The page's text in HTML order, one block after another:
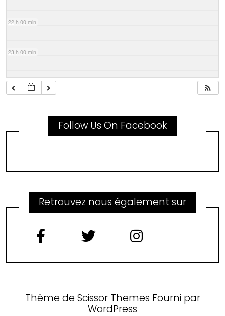
22 h 00 min
23 h 00 min
Follow Us On Facebook
Retrouvez nous également sur
Thème de Scissor Themes Fourni par
WordPress